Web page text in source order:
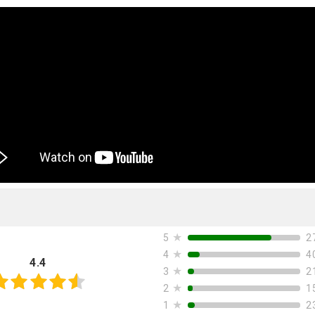
4.4
5 ★
4 ★
3 ★
21
2 ★
1
★